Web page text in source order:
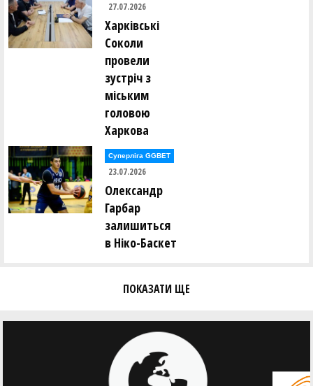
Едуард Тельчаров ()
Олексій Тимощук ()
Сергій Тисленко ()
Андрій Тихонов ()
Олександр Тюрін ()
Анастасія Усова ()
Ірина Фамаре ()
Олександр Федоренко ()
Сергій Федорів ()
Андрій Федорченко ()
Андрій Фоменко ()
Сергій Чайковський ()
27.07.2026
Харківські
Соколи
провели
зустріч з
міським
головою
Харкова
Суперліга GGBET
23.07.2026
Олександр
Гарбар
залишиться
в Ніко-Баскет
ПОКАЗАТИ ЩЕ